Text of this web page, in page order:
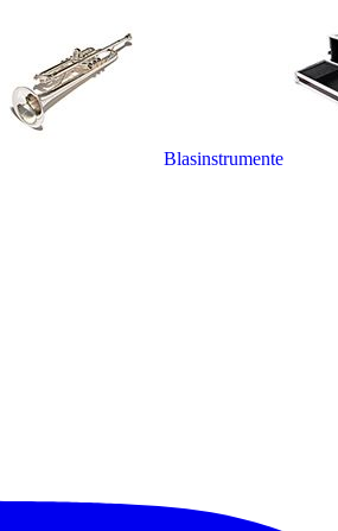
Blasinstrumente